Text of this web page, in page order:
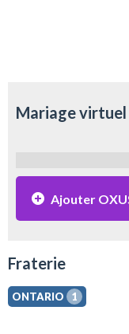
Mariage virtuel
Ajouter
Fraterie
ONTARIO 1